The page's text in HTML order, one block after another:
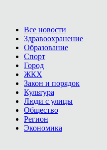
Все новости
Здравоохранение
Образование
Спорт
Город
ЖКХ
Закон и порядок
Культура
Люди с улицы
Общество
Регион
Экономика